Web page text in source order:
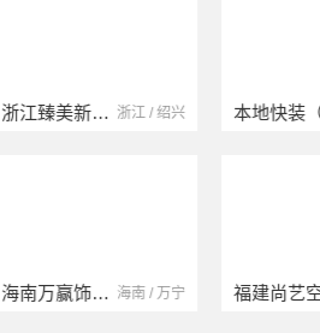
浙江臻美新型建材有限公司 浙江 / 绍兴
海南万赢饰家新型建筑材料有限公司 海南 / 万宁
本地快装（湖北）科技有限公司 湖北 / 武汉
福建尚艺空间新材料科技有限公司 福建 / 泉州